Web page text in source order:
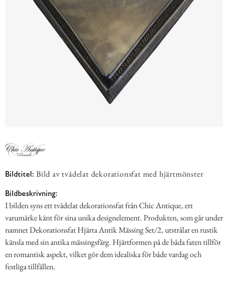
Bildtitel: Bild av tvådelat dekorationsfat med hjärtmönster
Bildbeskrivning:
I bilden syns ett tvådelat dekorationsfat från Chic Antique, ett
varumärke känt för sina unika designelement. Produkten, som går under
namnet Dekorationsfat Hjärta Antik Mässing Set/2, utstrålar en rustik
känsla med sin antika mässingsfärg. Hjärtformen på de båda faten tillför
en romantisk aspekt, vilket gör dem idealiska för både vardag och
festliga tillfällen.